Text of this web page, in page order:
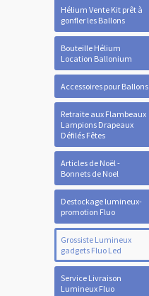
Hélium Vente Kit prêt à
gonfler les Ballons
Bouteille Hélium
Location Ballonium
Accessoires pour Ballons
Retraite aux Flambeaux
Lampions Drapeaux
Défilés Fêtes
Articles de Noël -
Bonnets de Noel
Destockage lumineux-
promotion Fluo
Grossiste Lumineux
gadgets Fluo Led
Service Livraison
Lumineux Fluo